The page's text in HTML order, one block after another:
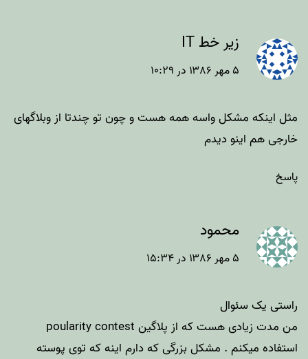
زیر خط IT
۵ مهر ۱۳۸۶ در ۱۰:۲۹
مثل اینکه مشکل واسه همه هست و چون تو چندتا از وبلاگهای
خارجی هم اینو دیدم
پاسخ
محمود
۵ مهر ۱۳۸۶ در ۱۵:۳۴
راستی یک سئوال
من مدت زیادی هست که از پلاگین poularity contest
استفاده میکنم . مشکل بزرگی که دارم اینه که توی پوسته